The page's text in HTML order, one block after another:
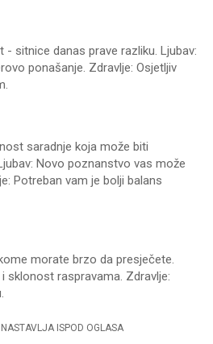
sitnice danas prave razliku. Ljubav:
ponašanje. Zdravlje: Osjetljiv
saradnje koja može biti
Novo poznanstvo vas može
Potreban vam je bolji balans
morate brzo da presječete.
sklonost raspravama. Zdravlje:
ISPOD OGLASA